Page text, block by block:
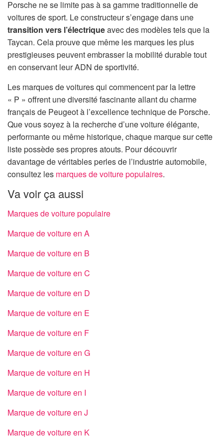
Porsche ne se limite pas à sa gamme traditionnelle de
voitures de sport. Le constructeur s’engage dans une
transition vers l’électriqueavec des modèles tels que la
Taycan. Cela prouve que même les marques les plus
prestigieuses peuvent embrasser la mobilité durable tout
en conservant leur ADN de sportivité.
Les marques de voitures qui commencent par la lettre
« P » offrent une diversité fascinante allant du charme
français de Peugeot à l’excellence technique de Porsche.
Que vous soyez à la recherche d’une voiture élégante,
performante ou même historique, chaque marque sur cette
liste possède ses propres atouts. Pour découvrir
davantage de véritables perles de l’industrie automobile,
consultez les marques de voiture populaires.
Va voir ça aussi
Marques de voiture populaire
Marque de voiture en A
Marque de voiture en B
Marque de voiture en C
Marque de voiture en D
Marque de voiture en E
Marque de voiture en F
Marque de voiture en G
Marque de voiture en H
Marque de voiture en I
Marque de voiture en J
Marque de voiture en K